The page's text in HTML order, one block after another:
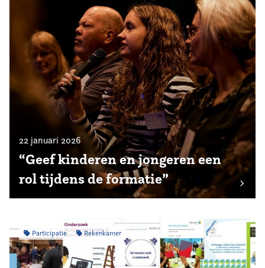
22 januari 2026
“Geef kinderen en jongeren een
rol tijdens de formatie”
Participatie Rekenkamer